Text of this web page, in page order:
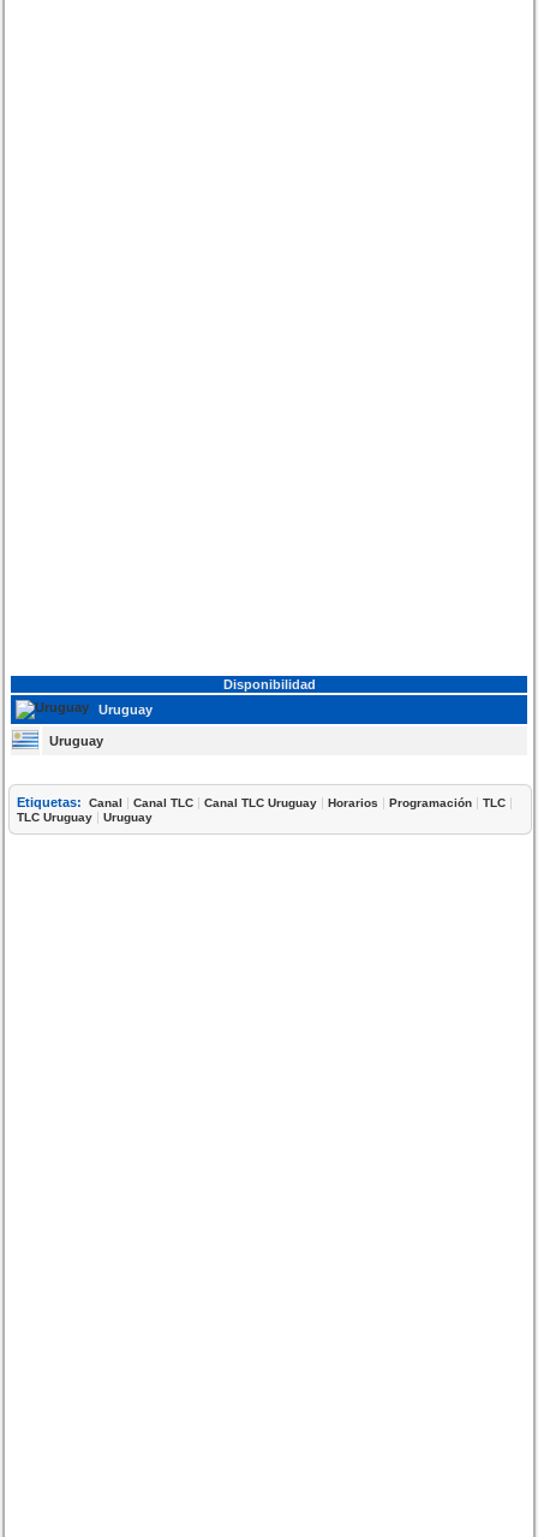
Disponibilidad
Uruguay
Uruguay
Etiquetas: Canal |Canal TLC |Canal TLC Uruguay |Horarios |Programación |TLC |
TLC Uruguay |Uruguay